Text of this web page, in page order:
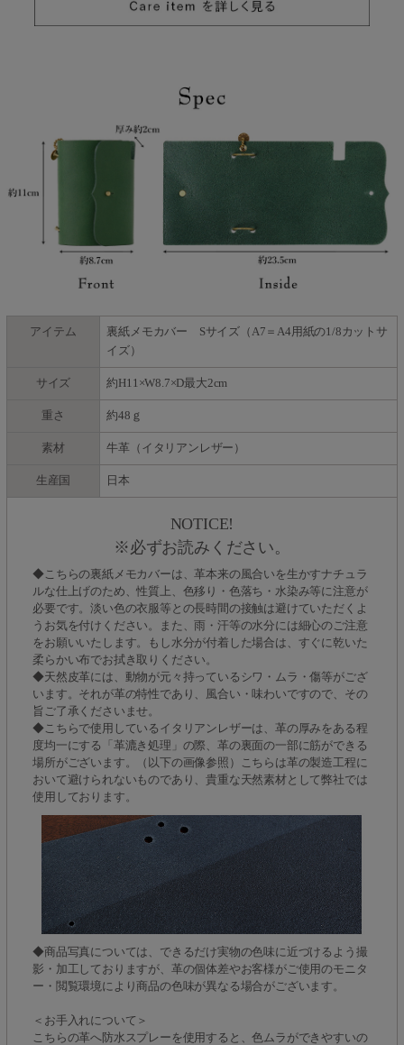
アイテム
裏紙メモカバー Sサイズ（A7＝A4用紙の1/8カットサ
イズ）
サイズ 約H11×W8.7×D最大2cm
重さ 約48ｇ
素材 牛革（イタリアンレザー）
生産国 日本
NOTICE!
※必ずお読みください。
◆こちらの裏紙メモカバーは、革本来の風合いを生かすナチュラ
ルな仕上げのため、性質上、色移り・色落ち・水染み等に注意が
必要です。淡い色の衣服等との長時間の接触は避けていただくよ
うお気を付けください。また、雨・汗等の水分には細心のご注意
をお願いいたします。もし水分が付着した場合は、すぐに乾いた
柔らかい布でお拭き取りください。
◆天然皮革には、動物が元々持っているシワ・ムラ・傷等がござ
います。それが革の特性であり、風合い・味わいですので、その
旨ご了承くださいませ。
◆こちらで使用しているイタリアンレザーは、革の厚みをある程
度均一にする「革漉き処理」の際、革の裏面の一部に筋ができる
場所がございます。（以下の画像参照）こちらは革の製造工程に
おいて避けられないものであり、貴重な天然素材として弊社では
使用しております。
◆商品写真については、できるだけ実物の色味に近づけるよう撮
影・加工しておりますが、革の個体差やお客様がご使用のモニタ
ー・閲覧環境により商品の色味が異なる場合がございます。
＜お手入れについて＞
こちらの革へ防水スプレーを使用すると、色ムラができやすいの